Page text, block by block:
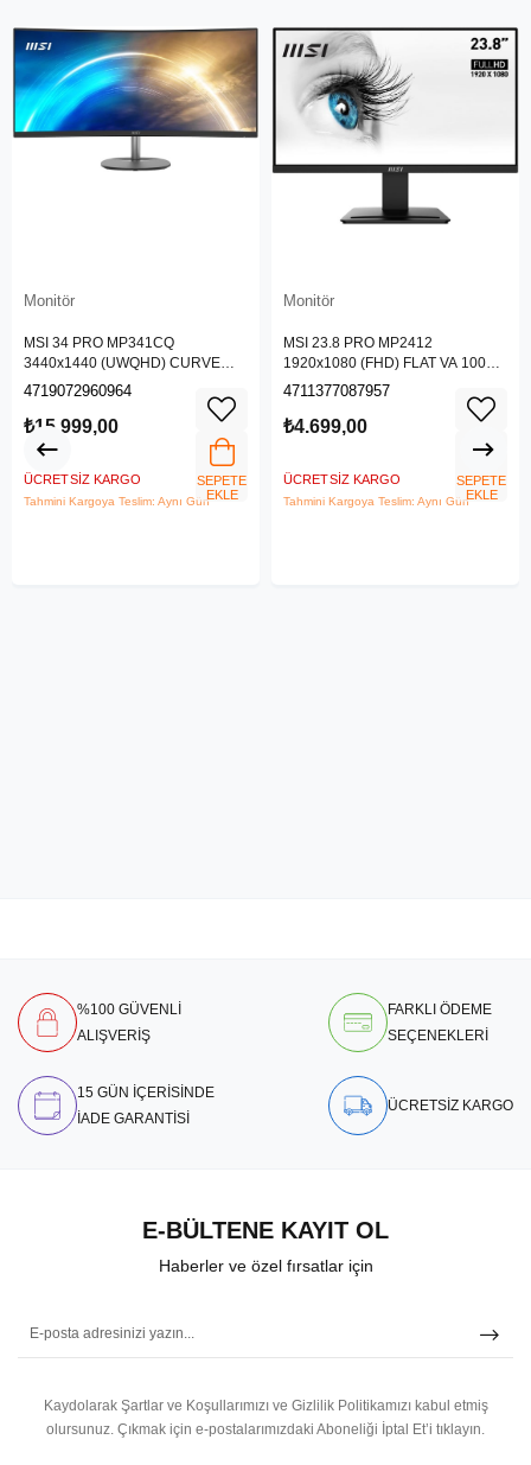
Monitör
MSI 34 PRO MP341CQ
3440x1440 (UWQHD) CURVE
1500R VA 100HZ 1MS ANTI-
4719072960964
₺15.999,00
ÜCRETSIZ KARGO
Tahmini Kargoya Teslim: Aynı Gün
SEPETE
EKLE
Monitör
MSI 23.8 PRO MP2412
1920x1080 (FHD) FLAT VA 100HZ
1MS ANTI-GLARE MONITOR
4711377087957
₺4.699,00
ÜCRETSIZ KARGO
Tahmini Kargoya Teslim: Aynı Gün
SEPETE
EKLE
%100 GÜVENLİ
ALIŞVERİŞ
FARKLI ÖDEME
SEÇENEKLERİ
15 GÜN İÇERİSİNDE
İADE GARANTİSİ
ÜCRETSİZ KARGO
E-BÜLTENE KAYIT OL
Haberler ve özel fırsatlar için
Kaydolarak Şartlar ve Koşullarımızı ve Gizlilik Politikamızı kabul etmiş
olursunuz. Çıkmak için e-postalarımızdaki Aboneliği İptal Et’i tıklayın.